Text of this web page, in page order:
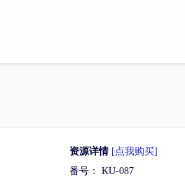
资源详情 [点我购买]
番号： KU-087